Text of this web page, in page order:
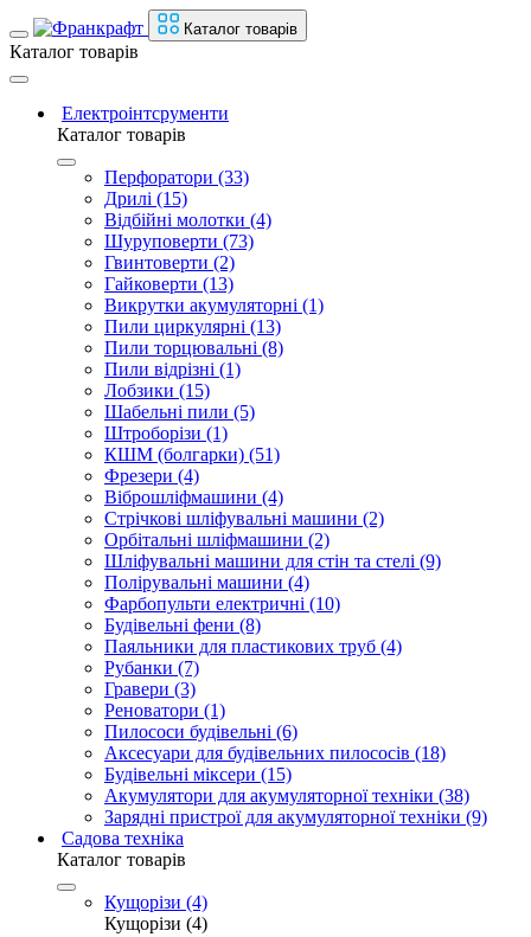
Каталог товарів
Каталог товарів
Електроінтсрументи
Каталог товарів
Перфоратори (33)
Дрилі (15)
Відбійні молотки (4)
Шуруповерти (73)
Гвинтоверти (2)
Гайковерти (13)
Викрутки акумуляторні (1)
Пили циркулярні (13)
Пили торцювальні (8)
Пили відрізні (1)
Лобзики (15)
Шабельні пили (5)
Штроборізи (1)
КШМ (болгарки) (51)
Фрезери (4)
Віброшліфмашини (4)
Стрічкові шліфувальні машини (2)
Орбітальні шліфмашини (2)
Шліфувальні машини для стін та стелі (9)
Полірувальні машини (4)
Фарбопульти електричні (10)
Будівельні фени (8)
Паяльники для пластикових труб (4)
Рубанки (7)
Гравери (3)
Реноватори (1)
Пилососи будівельні (6)
Аксесуари для будівельних пилососів (18)
Будівельні міксери (15)
Акумулятори для акумуляторної техніки (38)
Зарядні пристрої для акумуляторної техніки (9)
Садова техніка
Каталог товарів
Кущорізи (4)
Кущорізи (4)